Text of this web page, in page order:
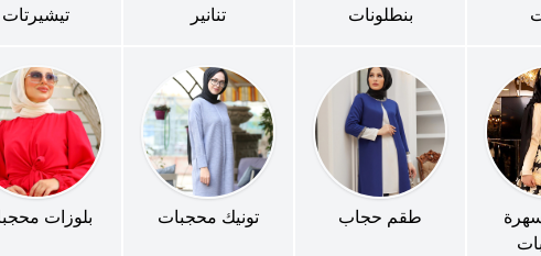
بنطلونات تنانير تيشيرتات
طقم حجاب تونيك محجبات بلوزات